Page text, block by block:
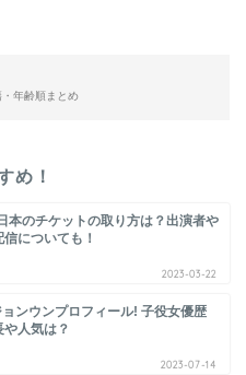
年齢順まとめ
め！
本のチケットの取り方は？出演者や
についても！
2023-03-22
ンウンプロフィール! 子役女優歴
人気は？
2023-07-14